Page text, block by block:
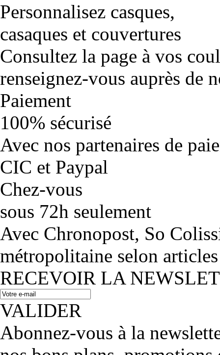
Personnalisez casques,
casaques et couvertures
Consultez la page à vos
renseignez-vous auprès de
Paiement
100% sécurisé
Avec nos partenaires de
CIC et Paypal
Chez-vous
sous 72h seulement
Avec Chronopost, So
métropolitaine selon
RECEVOIR LA
VALIDER
Abonnez-vous à la